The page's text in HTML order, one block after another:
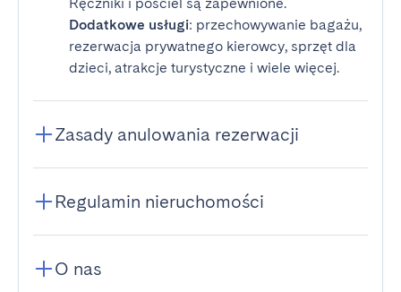
Dodatkowe usługi: przechowywanie bagażu,
rezerwacja prywatnego kierowcy, sprzęt dla
dzieci, atrakcje turystyczne i wiele więcej.
Zasady anulowania rezerwacji
Regulamin nieruchomości
O nas